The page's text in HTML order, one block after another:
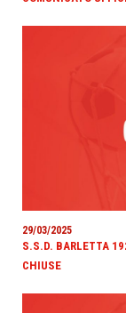
29/03/2025
S.S.D. BARLETTA
CHIUSE